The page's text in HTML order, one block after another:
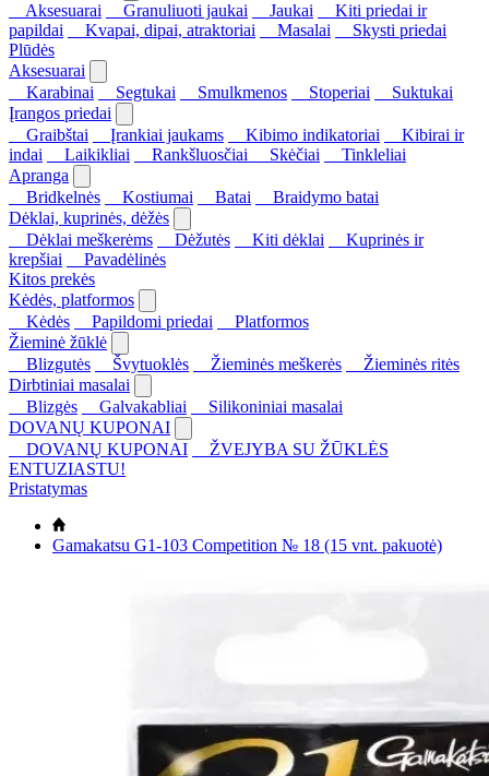
Aksesuarai
Granuliuoti jaukai Jaukai
Kiti priedai ir
papildai
Kvapai, dipai, atraktoriai Masalai
Skysti priedai
Plūdės
Aksesuarai
Karabinai
Segtukai Smulkmenos Stoperiai
Suktukai
Įrangos priedai
Graibštai
Įrankiai jaukams Kibimo indikatoriai
Kibirai ir
indai
Laikikliai Rankšluosčiai Skėčiai
Tinkleliai
Apranga
Bridkelnės
Kostiumai Batai
Braidymo batai
Dėklai, kuprinės, dėžės
Dėklai meškerėms
Dėžutės Kiti dėklai
Kuprinės ir
krepšiai
Pavadėlinės
Kitos prekės
Kėdės, platformos
Kėdės
Papildomi priedai
Platformos
Žieminė žūklė
Blizgutės
Švytuoklės Žieminės meškerės
Žieminės ritės
Dirbtiniai masalai
Blizgės
Galvakabliai
Silikoniniai masalai
DOVANŲ KUPONAI
DOVANŲ KUPONAI
ŽVEJYBA SU ŽŪKLĖS
ENTUZIASTU!
Pristatymas
Gamakatsu G1-103 Competition № 18 (15 vnt. pakuotė)